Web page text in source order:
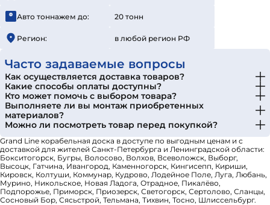
Авто тоннажем до: 20 тонн
Регион: в любой регион РФ
Часто задаваемые вопросы
Как осуществляется доставка товаров?
Какие способы оплаты доступны?
Кто может помочь с выбором товара?
Выполняете ли вы монтаж приобретенных
материалов?
Можно ли посмотреть товар перед покупкой?
Grand Line корабельная доска в доступе по выгодным ценам и с
доставкой для жителей Санкт-Петербурга и Ленинградской области:
Бокситогорск, Бугры, Волосово, Волхов, Всеволожск, Выборг,
Высоцк, Гатчина, Ивангород, Каменногорск, Кингисепп, Кириши,
Кировск, Колтуши, Коммунар, Кудрово, Лодейное Поле, Луга, Любань,
Мурино, Никольское, Новая Ладога, Отрадное, Пикалёво,
Подпорожье, Приморск, Приозерск, Светогорск, Сертолово, Сланцы,
Сосновый Бор, Сясьстрой, Тельмана, Тихвин, Тосно, Шлиссельбург.